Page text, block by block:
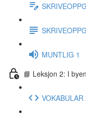
MUNTLIG 1
📘 Leksjon 2: I